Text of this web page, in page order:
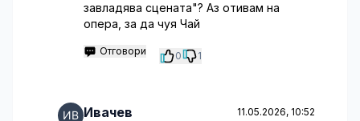
завладява сцената"? Аз отивам на
опера, за да чуя Чай
Отговори 0 1
Ивачев 11.05.2026, 10:52